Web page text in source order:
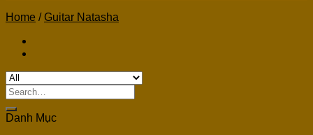
Home / Guitar Natasha
Search
for:
Danh Mục